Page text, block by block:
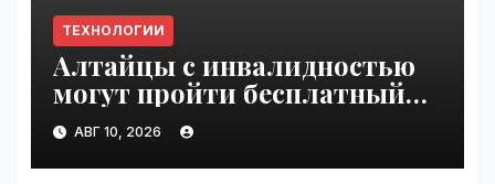
ТЕХНОЛОГИИ
Алтайцы с инвалидностью
могут пройти бесплатный
обучающий курс по ИИ |
VseTime.ru
АВГ 10, 2026